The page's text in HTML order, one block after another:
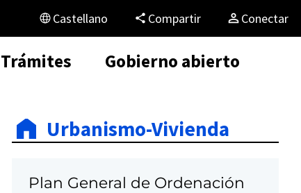
Castellano Compartir Conectar
Trámites Gobierno abierto
Urbanismo-Vivienda
Plan General de Ordenación